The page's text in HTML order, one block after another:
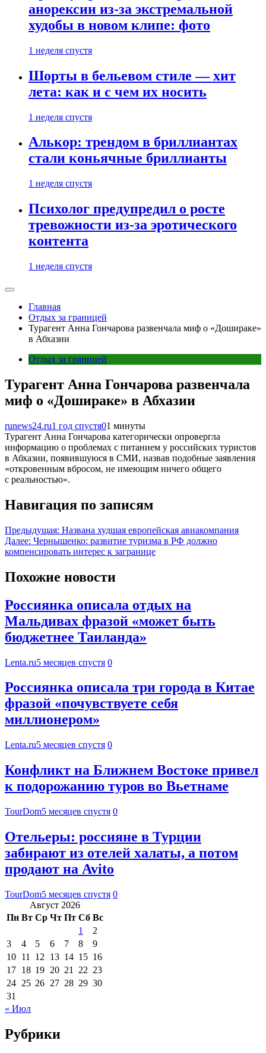
анорексии из-за экстремальной
худобы в новом клипе: фото
1 неделя спустя
Шорты в бельевом стиле — хит
лета: как и с чем их носить
1 неделя спустя
Алькор: трендом в бриллиантах
стали коньячные бриллианты
1 неделя спустя
Психолог предупредил о росте
тревожности из-за эротического
контента
1 неделя спустя
Главная
Отдых за границей
Турагент Анна Гончарова развенчала миф о «Дошираке»
в Абхазии
Отдых за границей
Турагент Анна Гончарова развенчала
миф о «Дошираке» в Абхазии
runews24.ru1 год спустя01 минуты
Турагент Анна Гончарова категорически опровергла
информацию о проблемах с питанием у российских туристов
в Абхазии, появившуюся в СМИ, назвав подобные заявления
«откровенным вбросом, не имеющим ничего общего
с реальностью».
Навигация по записям
Предыдущая: Названа худшая европейская авиакомпания
Далее: Чернышенко: развитие туризма в РФ должно
компенсировать интерес к загранице
Похожие новости
Россиянка описала отдых на
Мальдивах фразой «может быть
бюджетнее Таиланда»
Lenta.ru5 месяцев спустя 0
Россиянка описала три города в Китае
фразой «почувствуете себя
миллионером»
Lenta.ru5 месяцев спустя 0
Конфликт на Ближнем Востоке привел
к подорожанию туров во Вьетнаме
TourDom5 месяцев спустя 0
Отельеры: россияне в Турции
забирают из отелей халаты, а потом
продают на Avito
TourDom5 месяцев спустя 0
Август 2026
Пн Вт Ср Чт Пт Сб Вс
1
2
3
4 5 6 7 8
9
10 11 12 13 14 15 16
17 18 19 20 21 22 23
24 25 26 27 28 29 30
31
« Июл
Рубрики